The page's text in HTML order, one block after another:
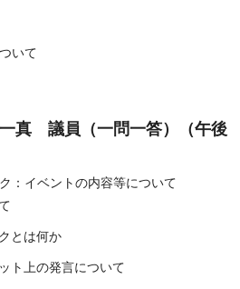
いて
議員（一問一答）（午後
：イベントの内容等について
とは何か
ト上の発言について